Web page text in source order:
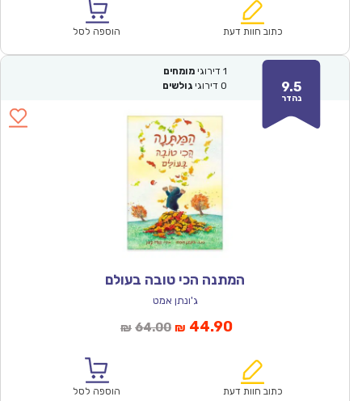
₪61.00.
הוא:
כתוב חוות דעת הוספה לסל
9.5
נהדר
1 דירוגי מומחים
0 דירוגי גולשים
המתנה הכי טובה בעולם
ג'ונתן אמט
₪ 64.00המחיר
₪64.00.
₪ 44.90המחיר
הוא:
כתוב חוות דעת הוספה לסל